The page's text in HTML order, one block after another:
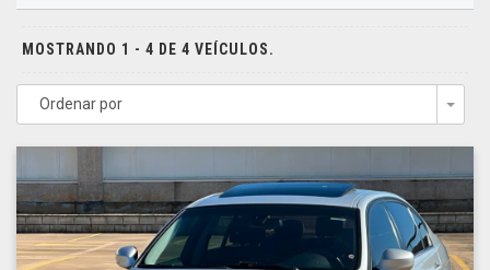
MOSTRANDO 1 - 4 DE 4 VEÍCULOS.
Ordenar por